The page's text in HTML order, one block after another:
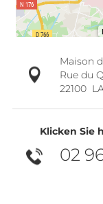
Maison
Rue du
22100
Klicken Sie
02